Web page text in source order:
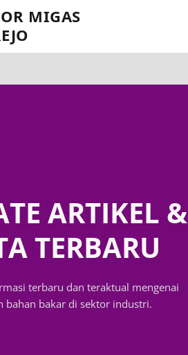
MIGAS
ARTIKEL &
TERBARU
terbaru dan teraktual mengenai
bahan bakar di sektor industri.